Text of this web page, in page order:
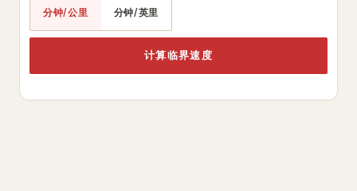
分钟/公里 分钟/英里
计算临界速度